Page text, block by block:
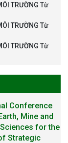
TRƯỜNG Từ
TRƯỜNG Từ
TRƯỜNG Từ
Conference
Mine and
for the
Strategic